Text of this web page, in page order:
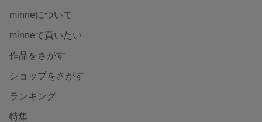
minneについて
minneで買いたい
作品をさがす
ショップをさがす
ランキング
特集